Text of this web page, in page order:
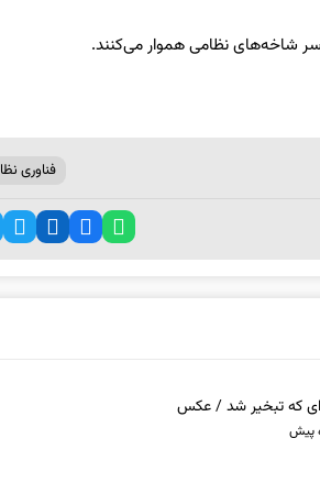
شاخه‌های نظامی هموار می‌کنند.
فناوری
که تبخیر شد / عکس